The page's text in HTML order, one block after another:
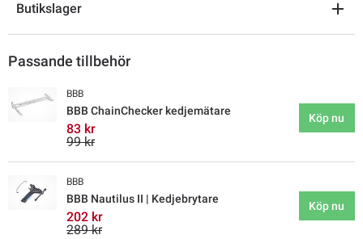
Butikslager
Passande tillbehör
BBB
BBB ChainChecker kedjemätare
83 kr
99 kr
Köp nu
BBB
BBB Nautilus II | Kedjebrytare
202 kr
289 kr
Köp nu